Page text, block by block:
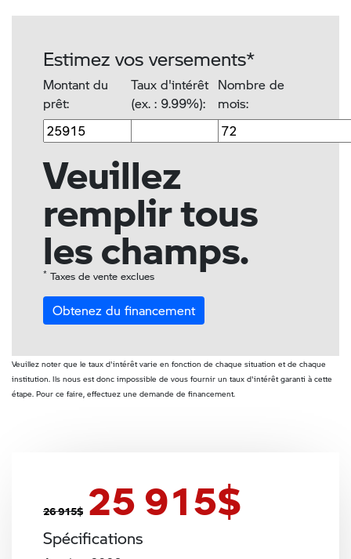
Estimez vos versements*
Montant du
prêt:
Taux d'intérêt
(ex. : 9.99%):
Nombre de
mois:
Veuillez
remplir tous
les champs.
* Taxes de vente exclues
Obtenez du financement
Veuillez noter que le taux d'intérêt varie en fonction de chaque situation et de chaque
institution. Ils nous est donc impossible de vous fournir un taux d'intérêt garanti à cette
étape. Pour ce faire, effectuez une demande de financement.
26 915$ 25 915$
Spécifications